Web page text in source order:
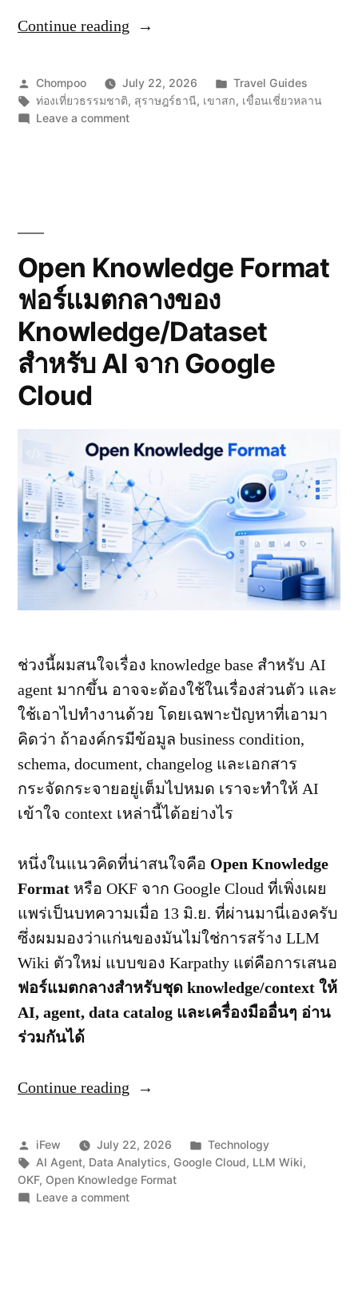
Continue reading“เขา
และ
เขื่อน
เชี่ยว
แพ
กลาง
ทะเลสาบ
สุราษฎร์ธานี”
Posted
by
Chompoo July 22, 2026
Posted
in
Travel Guides
Tags:
ท่องเที่ยวธรรมชาติ, สุราษฎร์ธานี, เขาสก, เขื่อนเชี่ยวหลาน
Leave a commenton
หินปูน
และ
แพ
กลาง
ทะเลสาบ
สุราษฎร์ธานี
Open Knowledge Format
ฟอร์แมตกลางของ
Knowledge/Dataset
สำหรับ AI จาก Google
Cloud
ช่วงนี้ผมสนใจเรื่อง knowledge base สำหรับ AI
agent มากขึ้น อาจจะต้องใช้ในเรื่องส่วนตัว และ
ใช้เอาไปทำงานด้วย โดยเฉพาะปัญหาที่เอามา
คิดว่า ถ้าองค์กรมีข้อมูล business condition,
schema, document, changelog และเอกสาร
กระจัดกระจายอยู่เต็มไปหมด เราจะทำให้ AI
เข้าใจ context เหล่านี้ได้อย่างไร
หนึ่งในแนวคิดที่น่าสนใจคือ Open Knowledge
Format หรือ OKF จาก Google Cloud ที่เพิ่งเผย
แพร่เป็นบทความเมื่อ 13 มิ.ย. ที่ผ่านมานี่เองครับ
ซึ่งผมมองว่าแก่นของมันไม่ใช่การสร้าง LLM
Wiki ตัวใหม่ แบบของ Karpathy แต่คือการเสนอ
ฟอร์แมตกลางสำหรับชุด knowledge/context ให้
AI, agent, data catalog และเครื่องมืออื่นๆ อ่าน
ร่วมกันได้
Continue reading“Open
Format
ฟอร์แมต
กลาง
Posted
by
iFew July 22, 2026
Posted
in
Technology
Tags:
AI Agent, Data Analytics, Google Cloud, LLM Wiki,
OKF, Open Knowledge Format
Leave a commenton